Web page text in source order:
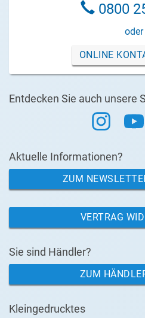
0800
oder
ONLINE
Entdecken Sie auch unsere
Aktuelle Informationen?
ZUM
VERTRAG
Sie sind Händler?
ZUM
Kleingedrucktes